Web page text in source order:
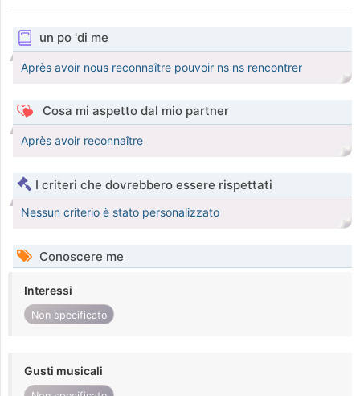
un po 'di me
Après avoir nous reconnaître pouvoir ns ns rencontrer
Cosa mi aspetto dal mio partner
Après avoir reconnaître
I criteri che dovrebbero essere rispettati
Nessun criterio è stato personalizzato
Conoscere me
Interessi
Non specificato
Gusti musicali